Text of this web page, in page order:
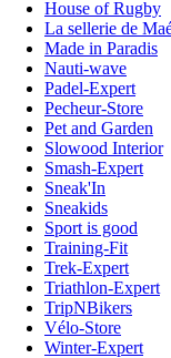
House of Rugby
La sellerie de
Made in Paradis
Nauti-wave
Padel-Expert
Pecheur-Store
Pet and Garden
Slowood Interior
Smash-Expert
Sneak'In
Sneakids
Sport is good
Training-Fit
Trek-Expert
Triathlon-Expert
TripNBikers
Vélo-Store
Winter-Expert